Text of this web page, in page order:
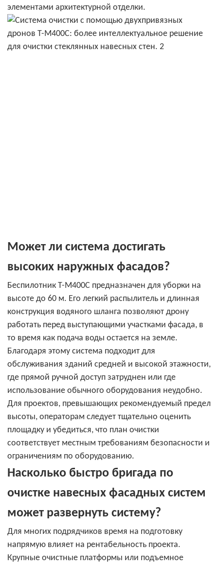
элементами архитектурной отделки.
Может ли система достигать
высоких наружных фасадов?
Беспилотник T-M400C предназначен для уборки на
высоте до 60 м. Его легкий распылитель и длинная
конструкция водяного шланга позволяют дрону
работать перед выступающими участками фасада, в
то время как подача воды остается на земле.
Благодаря этому система подходит для
обслуживания зданий средней и высокой этажности,
где прямой ручной доступ затруднен или где
использование обычного оборудования неудобно.
Для проектов, превышающих рекомендуемый предел
высоты, операторам следует тщательно оценить
площадку и убедиться, что план очистки
соответствует местным требованиям безопасности и
ограничениям по оборудованию.
Насколько быстро бригада по
очистке навесных фасадных систем
может развернуть систему?
Для многих подрядчиков время на подготовку
напрямую влияет на рентабельность проекта.
Крупные очистные платформы или подъемное